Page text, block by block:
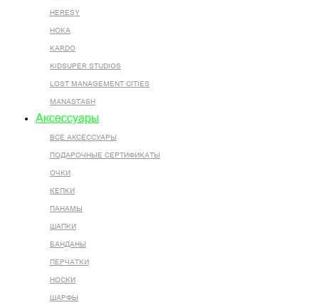
HERESY
HOKA
KARDO
KIDSUPER STUDIOS
LOST MANAGEMENT CITIES
MANASTASH
Аксессуары
ВСЕ AКСЕССУАРЫ
ПОДАРОЧНЫЕ СЕРТИФИКАТЫ
ОЧКИ
КЕПКИ
ПАНАМЫ
ШАПКИ
БАНДАНЫ
ПЕРЧАТКИ
НОСКИ
ШАРФЫ